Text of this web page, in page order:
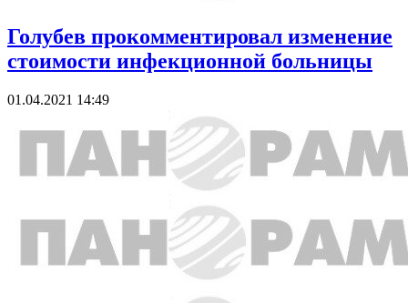
Голубев прокомментировал изменение
стоимости инфекционной больницы
01.04.2021 14:49